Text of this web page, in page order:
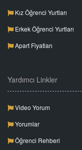
Kız Öğrenci Yurtları
Erkek Öğrenci Yurtları
Apart Fiyatları
Yardımcı Linkler
Video Yorum
Yorumlar
Öğrenci Rehberi